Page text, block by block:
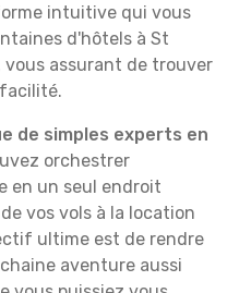
intuitive qui vous
d'hôtels à St
assurant de trouver
de simples experts en
orchestrer
en un seul endroit
vos vols à la location
ultime est de rendre
aventure aussi